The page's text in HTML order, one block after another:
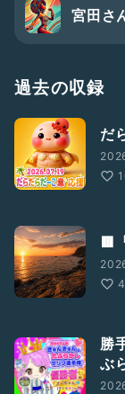
宮田さ
過去の収録
だ
🟥
勝
ぶ